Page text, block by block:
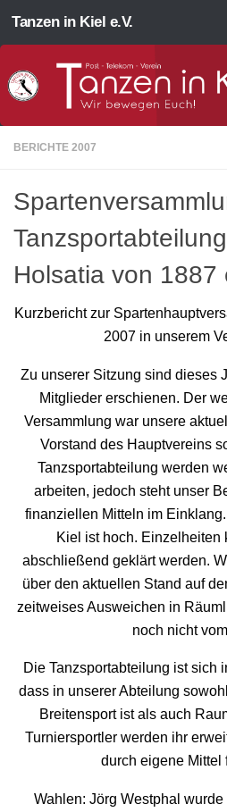
Zum Inhalt springen
Tanzen in Kiel e.V.
BERICHTE 2007
Holsatia von 1887
Kurzbericht zur
2007 in unserem
Zu unserer Sitzung sind dieses
Mitglieder erschienen. Der
Versammlung war unsere
Vorstand des Hauptvereins
Tanzsportabteilung werden
arbeiten, jedoch steht unser
finanziellen Mitteln im
Kiel ist hoch. Einzelheiten
abschließend geklärt werden.
über den aktuellen Stand auf
zeitweises Ausweichen in
noch nicht
Die Tanzsportabteilung ist sich
dass in unserer Abteilung
Breitensport ist als auch
Turniersportler werden ihr
durch eigene Mittel
Wahlen: Jörg Westphal